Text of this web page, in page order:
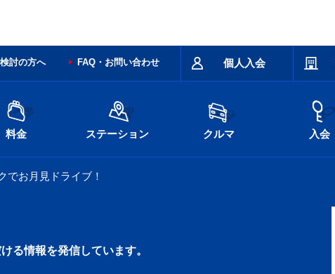
個人入会
討の方へ FAQ・お問い合わせ
料金 ステーション クルマ 入会
でお月見ドライブ！
る情報を発信しています。